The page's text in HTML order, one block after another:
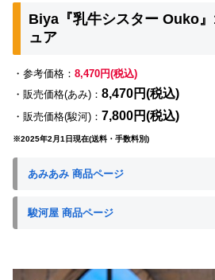
Biya『乳牛シスター Ouko
ュア
・参考価格： 8,470円(税込)
・販売価格(あみ)： 8,470円(税込)
・販売価格(駿河)： 7,800円(税込)
※2025年2月1日現在(送料・手数料別)
あみあみ 商品ページ
駿河屋 商品ページ